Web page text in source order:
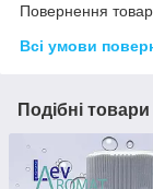
Повернення
Всі умови
Подібні товари